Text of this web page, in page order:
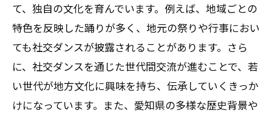
て、独自の文化を育んでいます。例えば、地域ごとの
特色を反映した踊りが多く、地元の祭りや行事におい
ても社交ダンスが披露されることがあります。さら
に、社交ダンスを通じた世代間交流が進むことで、若
い世代が地方文化に興味を持ち、伝承していくきっか
けになっています。また、愛知県の多様な歴史背景や